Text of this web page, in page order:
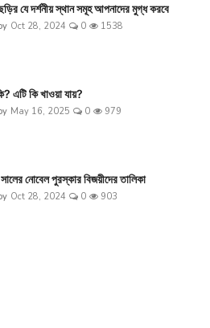
যে দর্শনীয় স্থান সমূহ আপনাদের মুগ্ধ করবে
Oct 28, 2024 0 1538
এটি কি খাওয়া যায়?
May 16, 2025 0 979
নোবেল পুরস্কার বিজয়ীদের তালিকা
Oct 28, 2024 0 903